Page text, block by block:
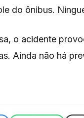
do ônibus.
o acidente
Ainda não há